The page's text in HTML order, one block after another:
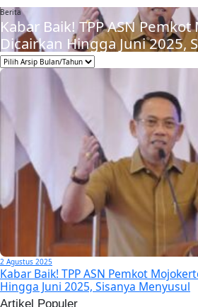
Berita
Kabar Baik! TPP ASN
Dicairkan Hingga Juni 2025,
2 Agustus 2025
Kabar Baik! TPP ASN Pemkot
Hingga Juni 2025, Sisanya Menyusul
Artikel Populer